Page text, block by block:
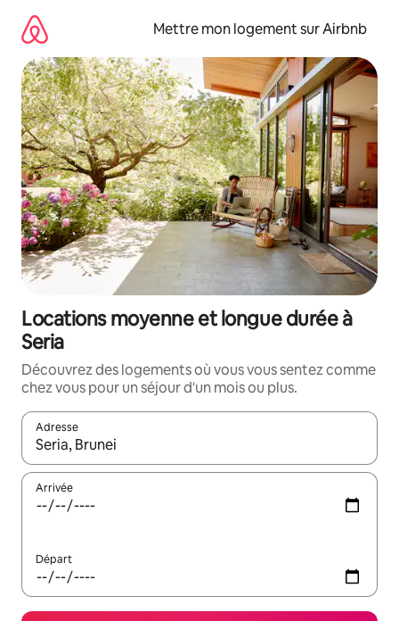
directement
contenu
Mettre mon logement sur Airbnb
Locations moyenne et longue durée à
Seria
Découvrez des logements où vous vous sentez comme
chez vous pour un séjour d'un mois ou plus.
Adresse
Lorsque les résultats s'affichent, utilisez les flèches vers le
Arrivée
Départ